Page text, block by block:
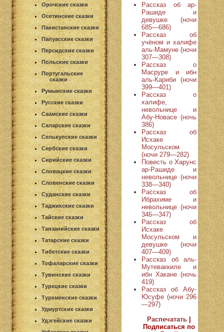
Орочские сказки
Осетинские сказки
Пакистанские сказки
Папуасские сказки
Персидские сказки
Польские сказки
Португальские
сказки
Румынские сказки
Русские сказки
Саамские сказки
Саларские сказки
Селькупские сказки
Сербские сказки
Сирийские сказки
Словацкие сказки
Словенские сказки
Суданские сказки
Таджикские сказки
Тайские сказки
Танзанийские сказки
Татарские сказки
Тибетские сказки
Тофаларские сказки
Тувинские сказки
Турецкие сказки
Туркменские сказки
Удмуртские сказки
Удэгейские сказки
Рассказ об ар-
Рашиде и
девушке (ночи
685—686)
Рассказ об
учёном и халифе
аль-Мамуне (ночи
307—308)
Рассказ о
Масруре и ибн
аль-Кариби (ночи
399—401)
Рассказ о
халифе,
невольнице и
Абу-Новасе (ночь
386)
Рассказ об
Исхаке
Мосульском
(ночи 279—282)
Повесть о Харунс
ар-Рашиде и
невольнице (ночи
338—340)
Рассказ об
Ибрахиме и
невольнице (ночи
346—347)
Рассказ об
Исхаке
Мосульском и
девушке (ночи
407—409)
Рассказ об аль-
Мутеваккиле и
ибн Хакане (ночь
419)
Рассказ об Абу-
Юсуфе (ночи 296
—297)
Распечатать
Подписаться по